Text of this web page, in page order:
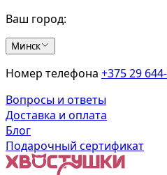
Ваш город:
Минск
Номер телефона +375 29
Вопросы и ответы
Доставка и оплата
Блог
Подарочный сертификат